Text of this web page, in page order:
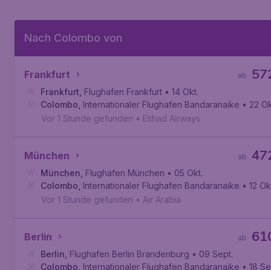
Nach Colombo von
Frankfurt ab
Frankfurt Flughafen Frankfurt • 14 Okt.
Colombo Internationaler Flughafen Bandaranaike • 22
Vor 1 Stunde gefunden • Etihad Airways
München ab
München Flughafen München • 05 Okt.
Colombo Internationaler Flughafen Bandaranaike • 12
Vor 1 Stunde gefunden • Air Arabia
Berlin ab
Berlin Flughafen Berlin Brandenburg • 09 Sept.
Colombo Internationaler Flughafen Bandaranaike • 18